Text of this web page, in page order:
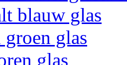
blauw glas
glas
glas